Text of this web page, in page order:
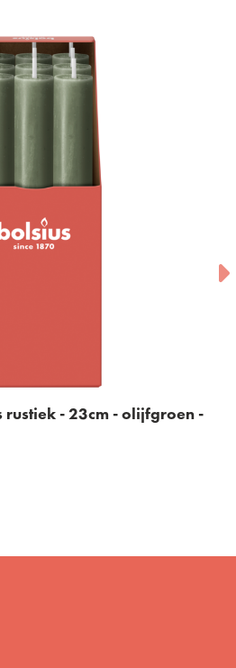
Bolsius - dinerkaars